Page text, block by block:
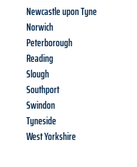
Newcastle upon Tyne
Norwich
Peterborough
Reading
Slough
Southport
Swindon
Tyneside
West Yorkshire